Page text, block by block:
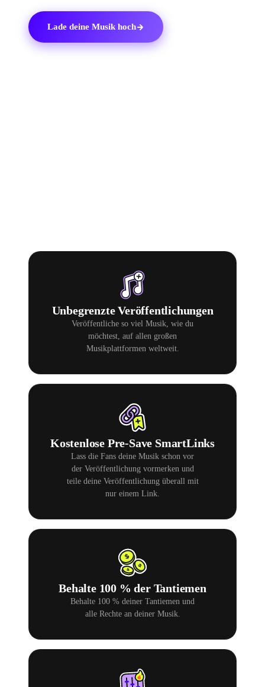
Lade deine Musik hoch
Unbegrenzte Veröffentlichungen
Veröffentliche so viel Musik, wie du
möchtest, auf allen großen
Musikplattformen weltweit.
Kostenlose Pre-Save SmartLinks
Lass die Fans deine Musik schon vor
der Veröffentlichung vormerken und
teile deine Veröffentlichung überall mit
nur einem Link.
Behalte 100 % der Tantiemen
Behalte 100 % deiner Tantiemen und
alle Rechte an deiner Musik.